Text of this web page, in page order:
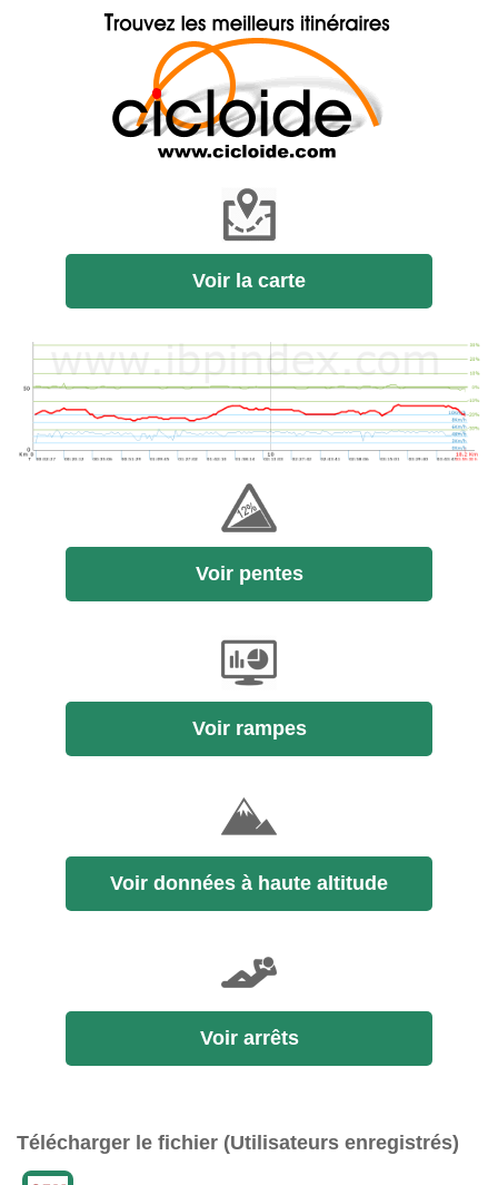
Voir la carte
Voir pentes
Voir rampes
Voir données à haute altitude
Voir arrêts
Télécharger le fichier (Utilisateurs enregistrés)